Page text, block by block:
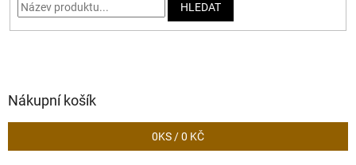
HLEDAT
Nákupní košík
0KS /0 KČ